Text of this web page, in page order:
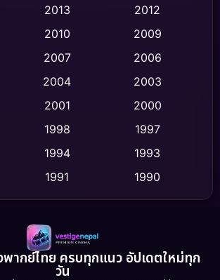
กรรม (532)
(10)
วน (62)
(13)
2013
2012
2010
2009
2007
2006
2004
2003
2001
2000
1998
1997
1994
1993
1991
1990
1988
1986
1983
1978
1962
ากย์ไทย ครบทุกแนว อัปเดตใหม่ทุก
วัน